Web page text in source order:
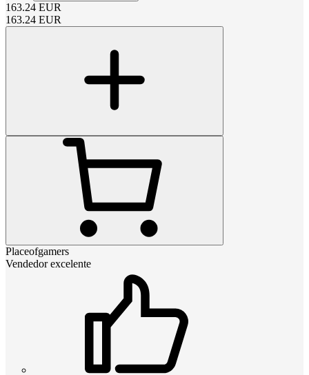
163.24 EUR
163.24 EUR
Placeofgamers
Vendedor excelente